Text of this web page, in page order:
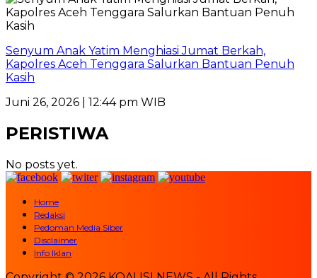
Senyum Anak Yatim Menghiasi Jumat Berkah,
Kapolres Aceh Tenggara Salurkan Bantuan Penuh
Kasih
Juni 26, 2026 | 12:44 pm WIB
PERISTIWA
No posts yet.
Home
Redaksi
Pedoman Media Siber
Disclaimer
Info Iklan